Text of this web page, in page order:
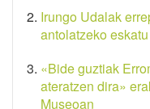
Irungo Udalak
antolatzeko
«Bide guztiak
ateratzen dira»
Museoan